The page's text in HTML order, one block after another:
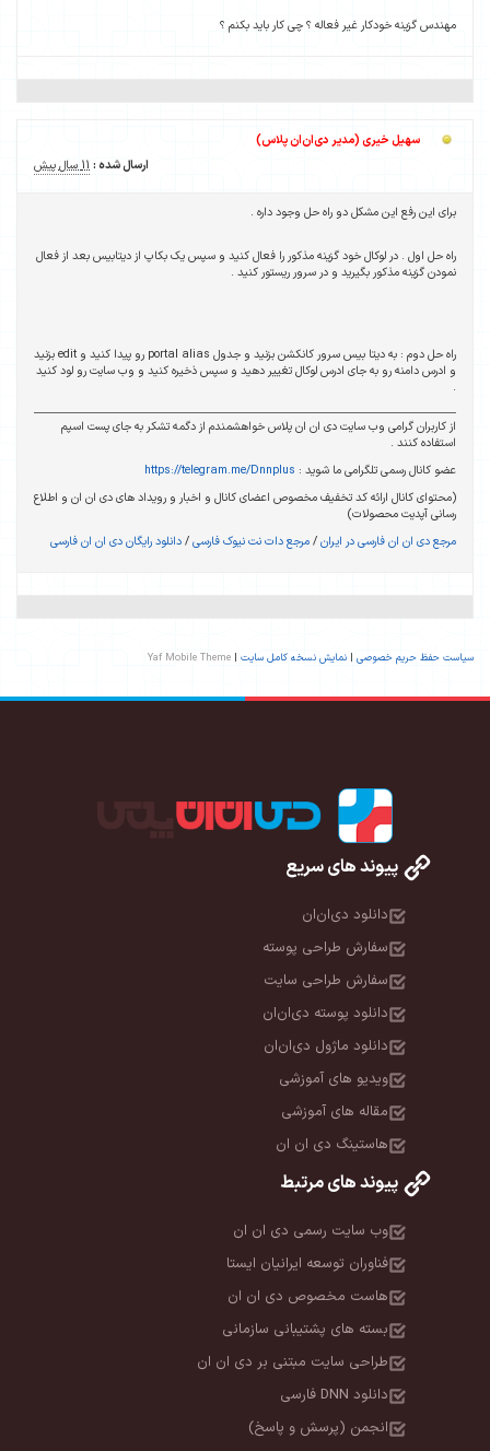
مهندس گزینه خودکار غیر فعاله ؟ چی کار باید بکنم ؟
سهیل خیری (مدیر دی‌ان‌ان پلاس)
ارسال شده : 11 سال پیش
برای این رفع این مشکل دو راه حل وجود داره .
راه حل اول . در لوکال خود گزینه مذکور را فعال کنید و سپس یک بکاپ از دیتابیس بعد از فعال
نمودن گزینه مذکور بگیرید و در سرور ریستور کنید .
راه حل دوم : به دیتا بیس سرور کانکشن بزنید و جدول portal alias رو پیدا کنید و edit بزنید
و ادرس دامنه رو به جای ادرس لوکال تغییر دهید و سپس ذخیره کنید و وب سایت رو لود کنید
.
از کاربران گرامی وب سایت دی ان ان پلاس خواهشمندم از دگمه تشکر به جای پست اسپم
استفاده کنند .
عضو کانال رسمی تلگرامی ما شوید : https://telegram.me/Dnnplus
(محتوای کانال ارائه کد تخفیف مخصوص اعضای کانال و اخبار و رویداد های دی ان ان و اطلاع
رسانی آپدیت محصولات)
مرجع دی ان ان فارسی در ایران/مرجع دات نت نیوک فارسی/دانلود رایگان دی ان ان فارسی
سیاست حفظ حریم خصوصی | نمایش نسخه کامل سایت |
Yaf Mobile Theme
پیوند های سریع
دانلود دی‌ان‌ان
سفارش طراحی پوسته
سفارش طراحی سایت
دانلود پوسته دی‌ان‌ان
دانلود ماژول دی‌ان‌ان
ویدیو های آموزشی
مقاله های آموزشی
هاستینگ دی ان ان
پیوند های مرتبط
وب سایت رسمی دی ان ان
فناوران توسعه ایرانیان ایستا
هاست مخصوص دی ان ان
بسته های پشتیبانی سازمانی
طراحی سایت مبتنی بر دی ان ان
دانلود DNN فارسی
انجمن (پرسش و پاسخ)